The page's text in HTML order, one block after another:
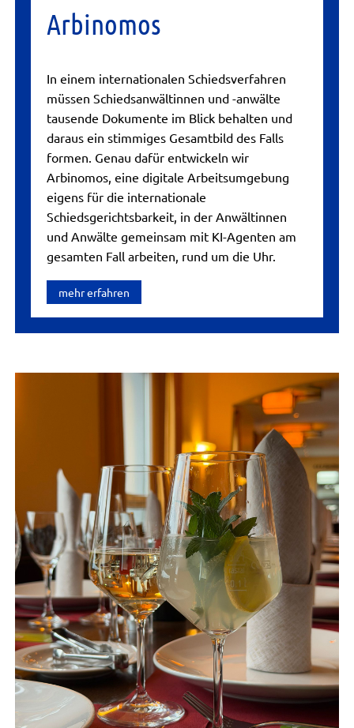
Arbinomos
In einem internationalen Schiedsverfahren
müssen Schiedsanwältinnen und -anwälte
tausende Dokumente im Blick behalten und
daraus ein stimmiges Gesamtbild des Falls
formen. Genau dafür entwickeln wir
Arbinomos, eine digitale Arbeitsumgebung
eigens für die internationale
Schiedsgerichtsbarkeit, in der Anwältinnen
und Anwälte gemeinsam mit KI-Agenten am
gesamten Fall arbeiten, rund um die Uhr.
mehr erfahren